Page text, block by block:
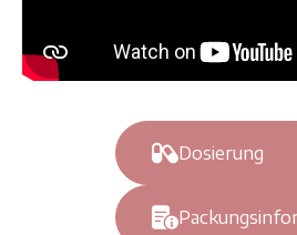
Dosierung